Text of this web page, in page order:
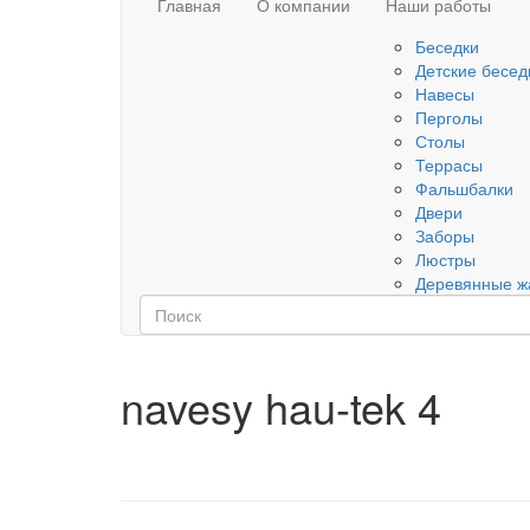
Главная О компании
Наши работы
Беседки
Детские
Навесы
Перголы
Столы
Террасы
Фальшбалки
Двери
Заборы
Люстры
Деревянные
navesy hau-tek 4